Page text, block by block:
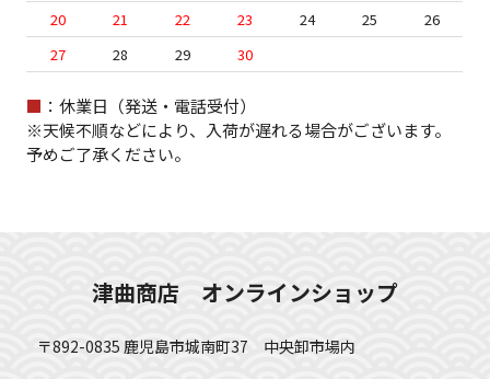
20
21 22 23 24 25
26
27
28 29 30
■ ：休業日（発送・電話受付）
※天候不順などにより、入荷が遅れる場合がございます。
予めご了承ください。
津曲商店 オンラインショップ
〒892-0835 鹿児島市城南町37 中央卸市場内